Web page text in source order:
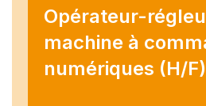
Opérateur-
machine à
numériques (H/F)